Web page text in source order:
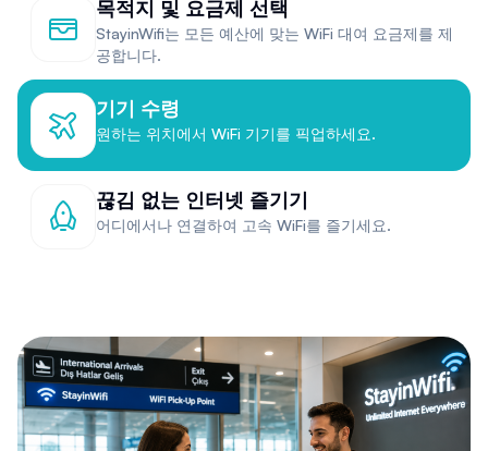
목적지 및 요금제 선택
StayinWifi는 모든 예산에 맞는 WiFi 대여 요금제를 제
공합니다.
기기 수령
원하는 위치에서 WiFi 기기를 픽업하세요.
끊김 없는 인터넷 즐기기
어디에서나 연결하여 고속 WiFi를 즐기세요.